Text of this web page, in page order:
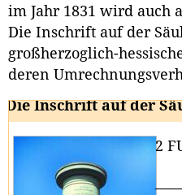
im Jahr 1831 wird auch
Die Inschrift auf der
großherzoglich-
deren
Die Inschrift auf der
2